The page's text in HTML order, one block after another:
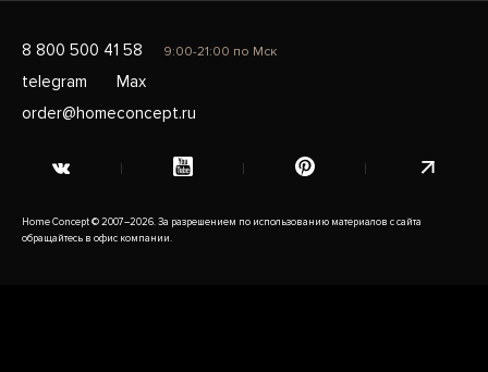
8 800 500 41 58 9:00-21:00 по Мск
telegram
Max
order@homeconcept.ru
Home Concept © 2007–2026. За разрешением по использованию материалов с сайта
обращайтесь в офис компании.